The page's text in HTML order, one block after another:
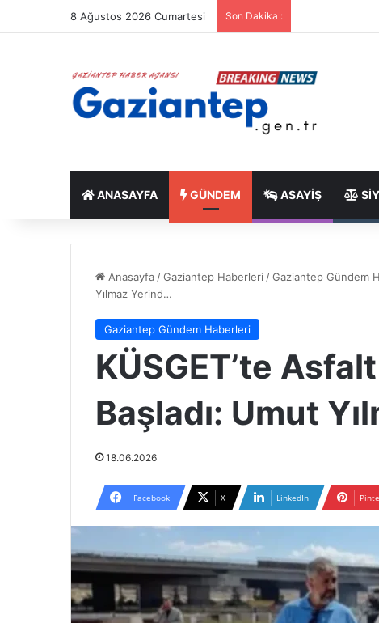
8 Ağustos 2026 Cumartesi Son Dakika :
ANASAYFA GÜNDEM ASAYIŞ
Anasayfa /Gaziantep Haberleri /Gaziantep Gündem
Yılmaz Yerind…
Gaziantep Gündem Haberleri
KÜSGET’te
Başladı: Umut
18.06.2026
Facebook X LinkedIn